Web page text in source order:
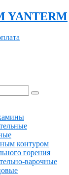
YANTERM
контуром
горения
варочные